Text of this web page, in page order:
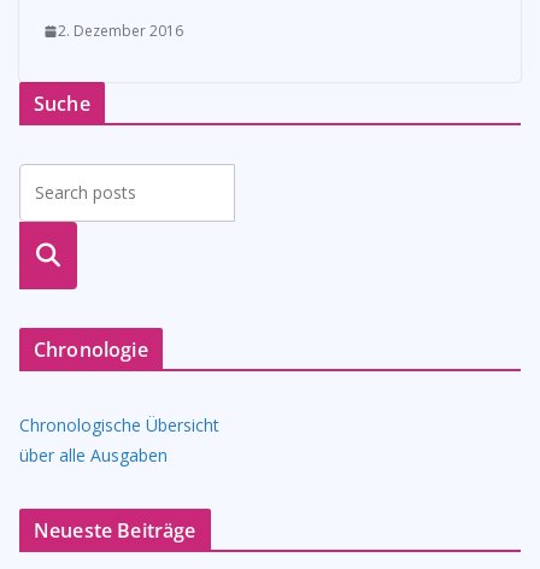
2. Dezember 2016
Suche
suche
Chronologie
Chronologische Übersicht
über alle Ausgaben
Neueste Beiträge